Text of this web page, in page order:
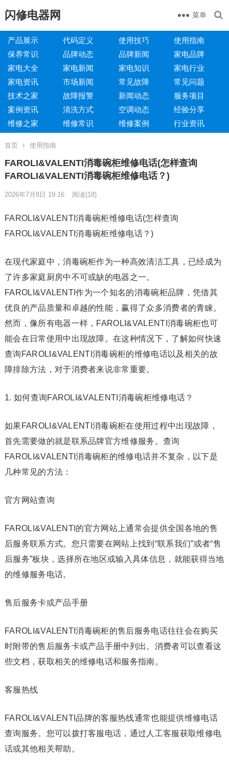
闪修电器网 菜单
产品展示 代码定义 使用技巧
使用指南
保养常识
品牌动态 品牌新闻
家电品牌
家电大全
家电新闻 家电知识
家电行业
家电资讯
市场新闻 常见故障
常见问题
技术之家
故障报警 新闻动态
服务项目
案例资讯
清洗方式 空调动态
经验分享
维修之家
维修常识 维修案例 行业资讯
首页 使用指南
FAROLI&VALENTI消毒碗柜维修电话(怎样查询
FAROLI&VALENTI消毒碗柜维修电话？)
2026年7月8日 19:16 阅读(18)
FAROLI&VALENTI消毒碗柜维修电话(怎样查询
FAROLI&VALENTI消毒碗柜维修电话？)
在现代家庭中，消毒碗柜作为一种高效清洁工具，已经成为
了许多家庭厨房中不可或缺的电器之一。
FAROLI&VALENTI作为一个知名的消毒碗柜品牌，凭借其
优良的产品质量和卓越的性能，赢得了众多消费者的青睐。
然而，像所有电器一样，FAROLI&VALENTI消毒碗柜也可
能会在日常使用中出现故障。在这种情况下，了解如何快速
查询FAROLI&VALENTI消毒碗柜的维修电话以及相关的故
障排除方法，对于消费者来说非常重要。
1. 如何查询FAROLI&VALENTI消毒碗柜维修电话？
如果FAROLI&VALENTI消毒碗柜在使用过程中出现故障，
首先需要做的就是联系品牌官方维修服务。查询
FAROLI&VALENTI消毒碗柜的维修电话并不复杂，以下是
几种常见的方法：
官方网站查询
FAROLI&VALENTI的官方网站上通常会提供全国各地的售
后服务联系方式。您只需要在网站上找到“联系我们”或者“售
后服务”板块，选择所在地区或输入具体信息，就能获得当地
的维修服务电话。
售后服务卡或产品手册
FAROLI&VALENTI消毒碗柜的售后服务电话往往会在购买
时附带的售后服务卡或产品手册中列出。消费者可以查看这
些文档，获取相关的维修电话和服务指南。
客服热线
FAROLI&VALENTI品牌的客服热线通常也能提供维修电话
查询服务。您可以拨打客服电话，通过人工客服获取维修电
话或其他相关帮助。